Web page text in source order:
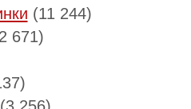
(11 244)
671)